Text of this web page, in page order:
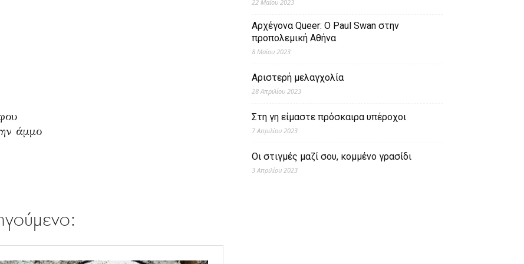
άμμο
22 Μαΐου 2023
Αρχέγονα Queer: O Paul Swan στην
προπολεμική Αθήνα
8 Μαΐου 2023
Αριστερή μελαγχολία
28 Απριλίου 2023
Στη γη είμαστε πρόσκαιρα υπέροχοι
7 Απριλίου 2023
Οι στιγμές μαζί σου, κομμένο γρασίδι
3 Απριλίου 2023